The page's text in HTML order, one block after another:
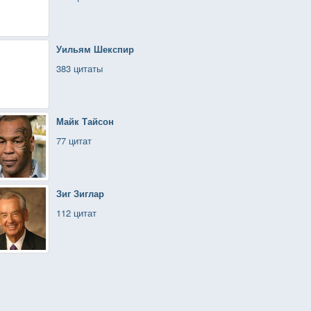
Уильям Шекспир
383 цитаты
Майк Тайсон
77 цитат
Зиг Зиглар
112 цитат